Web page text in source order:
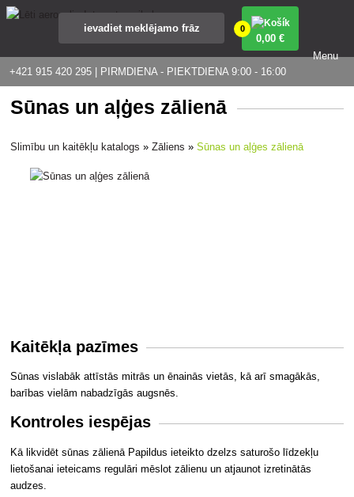
+421 915 420 295 | PIRMDIENA - PIEKTDIENA 9:00 - 16:00
0
0,00 €
Menu
Sūnas un aļģes zālienā
Slimību un kaitēkļu katalogs »Zāliens »Sūnas un aļģes zālienā
Kaitēkļa pazīmes
Sūnas vislabāk attīstās mitrās un ēnainās vietās, kā arī smagākās,
barības vielām nabadzīgās augsnēs.
Kontroles iespējas
Kā likvidēt sūnas zālienā Papildus ieteikto dzelzs saturošo līdzekļu
lietošanai ieteicams regulāri mēslot zālienu un atjaunot izretinātās
audzes.